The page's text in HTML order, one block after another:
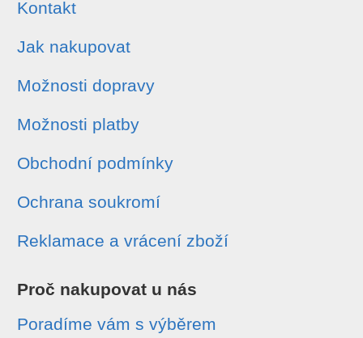
Kontakt
Jak nakupovat
Možnosti dopravy
Možnosti platby
Obchodní podmínky
Ochrana soukromí
Reklamace a vrácení zboží
Proč nakupovat u nás
Poradíme vám s výběrem